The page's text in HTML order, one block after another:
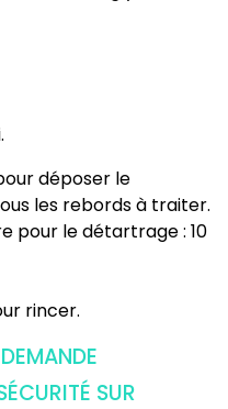
déposer le
les rebords à traiter.
pour le détartrage : 10
rincer.
SUR